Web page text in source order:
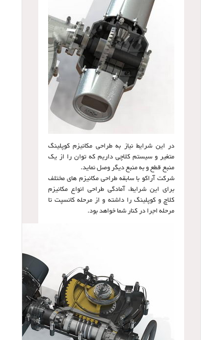
در این شرایط نیاز به طراحی مکانیزم کوپلینگ
متغیر و سیستم کلاچی داریم که توان را از یک
منبع قطع و به منبع دیگر وصل نماید.
شرکت آراکو با سابقه طراحی مکانیزم های مختلف
برای این شرایط، آمادگی طراحی انواع مکانیزم
کلاچ و کوپلینگ را داشته و از مرحله کانسپت تا
مرحله اجرا در کنار شما خواهد بود.